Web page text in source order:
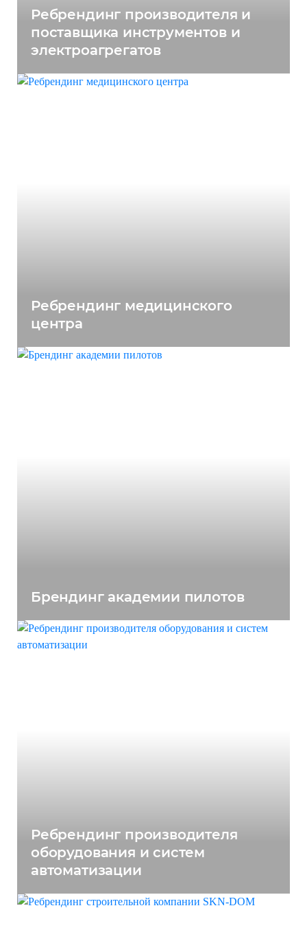
Ребрендинг производителя и
поставщика инструментов и
электроагрегатов
Ребрендинг медицинского
центра
Брендинг академии пилотов
Ребрендинг производителя
оборудования и систем
автоматизации